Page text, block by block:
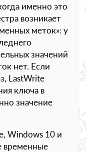
именно это
возникает
меток»: у
значений
нет. Если
LastWrite
ключа в
значение
Windows 10 и
временные